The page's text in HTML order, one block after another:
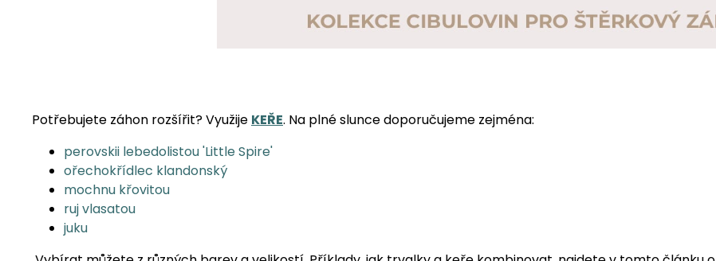
Potřebujete záhon rozšířit? Využije KEŘE. Na plné slunce doporučujeme zejména:
perovskii lebedolistou 'Little Spire'
ořechokřídlec klandonský
mochnu křovitou
ruj vlasatou
juku